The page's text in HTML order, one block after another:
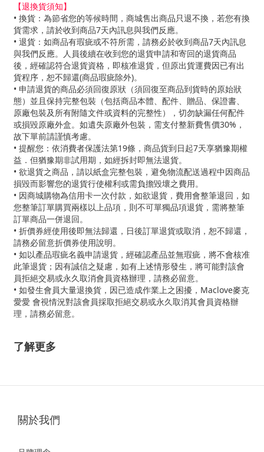
【退換貨須知】
• 換貨：為節省您的等候時間，商城售出商品只退不換，若您有換
貨需求，請於收到商品7天內訊息與我們反應。
• 退貨：如商品有瑕疵或不符所需，請務必於收到商品7天內訊息
與我們反應。人員後續在收到您的退貨申請和寄回的退貨商品
後，經確認符合退貨資格，即核准退貨，但原出貨運費因已有出
貨程序，恕不歸還(商品瑕疵除外)。
• 申請退貨的商品必須回復原狀（須回復至商品到貨時的原始狀
態）並且保持完整包裝（包括商品本體、配件、贈品、保證書、
原廠包裝及所有附隨文件或資料的完整性），切勿缺漏任何配件
或損毀原廠外盒。如遺失原廠外包裝，需支付整新費售價30%，
故下單前請謹慎考慮。
• 提醒您：依消費者保護法第19條，商品貨到日起7天享猶豫期權
益．但猶豫期非試用期，如經拆封即無法退貨。
• 欲退貨之商品，請以紙盒完整包裝，避免物流配送過程中因商品
損毀而影響您的退貨行使權利或需負擔毀壞之費用。
• 因商城購物為信用卡一次付款，如欲退貨，費用會整筆退回，如
您整筆訂單購買兩樣以上品項，則不可單獨品項退貨，需將整筆
訂單商品一併退回。
• 折價券經使用後即無法歸還，日後訂單退貨或取消，恕不歸還，
請務必留意折價券使用說明。
• 如以產品瑕疵名義申請退貨，經確認產品並無瑕疵，將不會核准
此筆退貨；因有誠信之疑慮，如有上述情形發生，將可能對該會
員拒絕交易或永久取消會員資格辦理，請務必留意。
• 如發生會員大量退換貨，因已造成作業上之困擾，Maclove麥克
愛愛 會視情況對該會員採取拒絕交易或永久取消其會員資格辦
理，請務必留意。
了解更多
關於我們